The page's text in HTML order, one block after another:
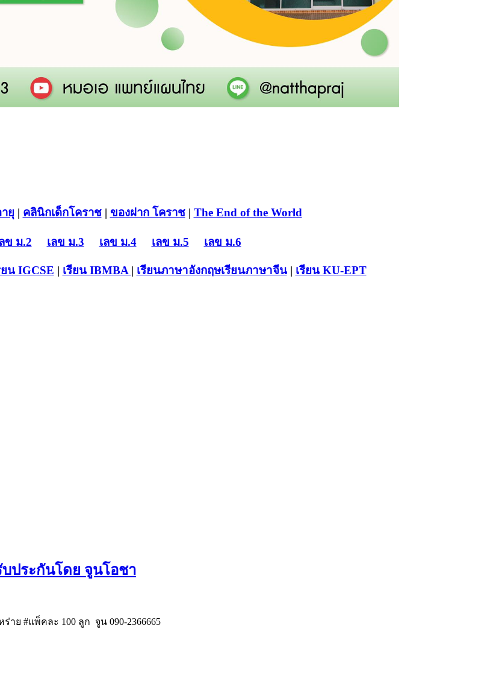
ยุ | คลินิกเด็กโคราช| ของฝาก โคราช| The End of the World
ข ม.2 เลข ม.3 เลข ม.4 เลข ม.5 เลข ม.6
ยน IGCSE | เรียน IBMBA | เรียนภาษาอังกฤษเรียนภาษาจีน| เรียน KU-EPT
ประกันโดย จูนโอชา
าย #แพ็คละ 100 ลูก จูน 090-2366665